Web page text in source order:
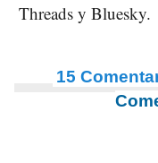
Threads y Bluesky.
15